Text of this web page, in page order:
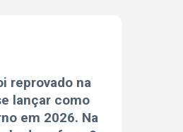
reprovado na
lançar como
em 2026. Na